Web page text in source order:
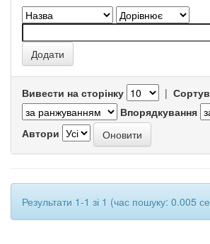
Вивести на сторінку |
Впорядкування
Автори
Результати 1-1 зі 1 (час пошуку: 0.005